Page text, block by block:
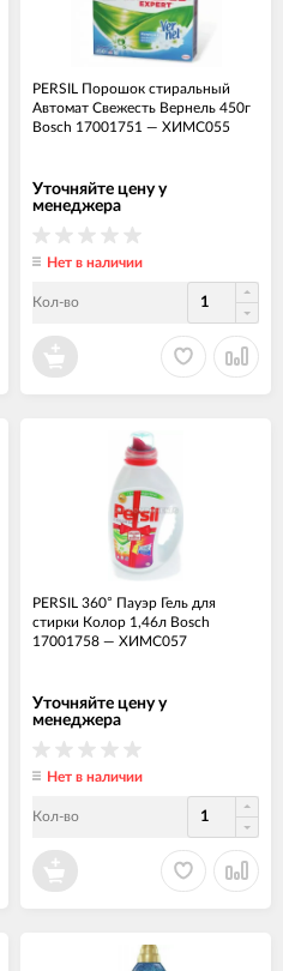
PERSIL Порошок стиральный
Автомат Свежесть Вернель 450г
Bosch 17001751 — ХИМС055
Уточняйте цену у
менеджера
Нет в наличии
Кол-во
PERSIL 360° Пауэр Гель для
стирки Колор 1,46л Bosch
17001758 — ХИМС057
Уточняйте цену у
менеджера
Нет в наличии
Кол-во